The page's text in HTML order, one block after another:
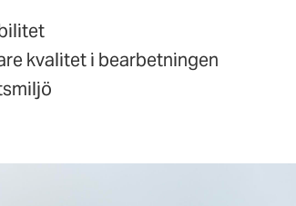
kvalitet i bearbetningen